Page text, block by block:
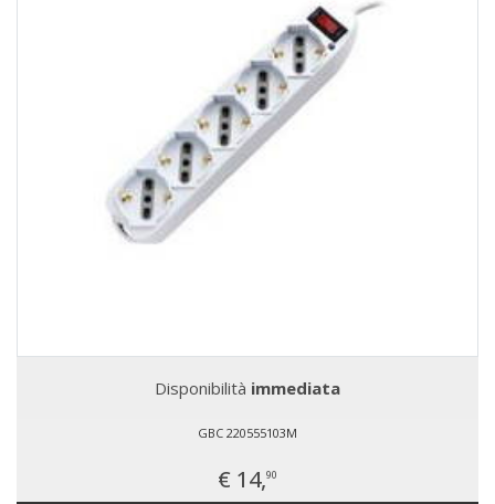
Disponibilità immediata
GBC 220555103M
€ 14,90